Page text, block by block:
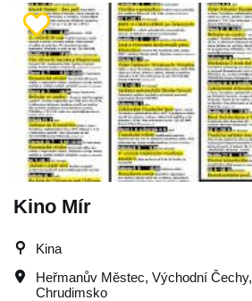
Kino Mír
Kina
Heřmanův Městec, Východní Čechy,
Chrudimsko